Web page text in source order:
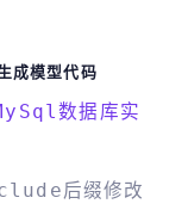
模型代码
数据库实
后缀修改